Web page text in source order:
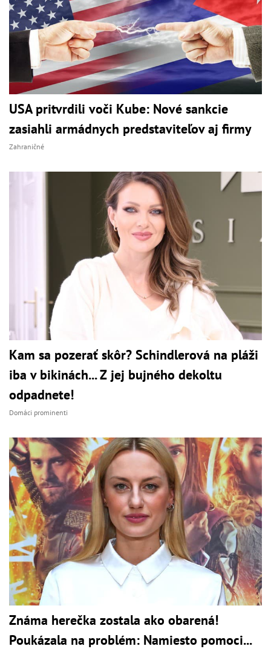
USA pritvrdili voči Kube: Nové sankcie
zasiahli armádnych predstaviteľov aj firmy
Zahraničné
Kam sa pozerať skôr? Schindlerová na pláži
iba v bikinách... Z jej bujného dekoltu
odpadnete!
Domáci prominenti
Známa herečka zostala ako obarená!
Poukázala na problém: Namiesto pomoci...